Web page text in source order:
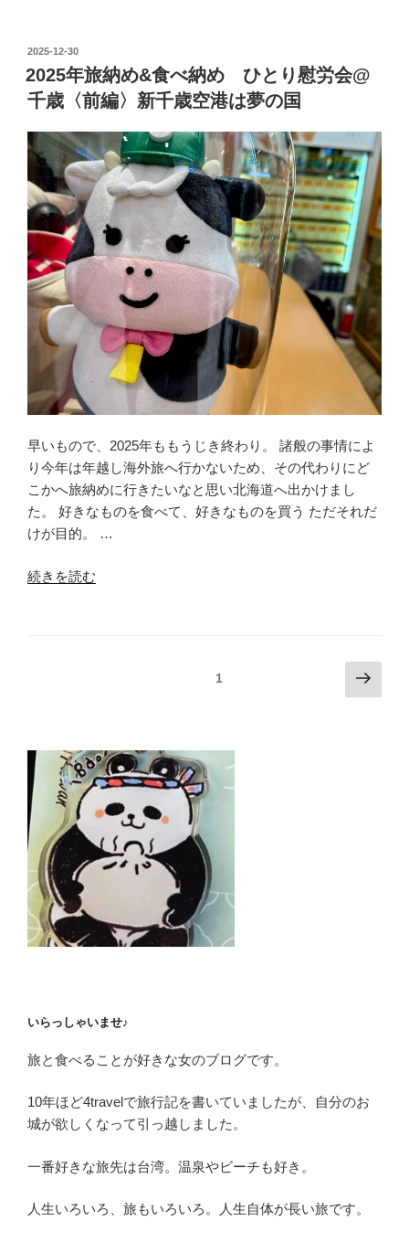
納
め
&
食
べ
納
め
ひ
と
り
慰
労
会
@
〈後
最
後
は
好
き
も
投
稿
日:
2025-12-30
2025年旅納め&食べ納め ひとり慰労会@
千歳〈前編〉新千歳空港は夢の国
早いもので、2025年ももうじき終わり。 諸般の事情によ
り今年は年越し海外旅へ行かないため、その代わりにど
こかへ旅納めに行きたいなと思い北海道へ出かけまし
た。 好きなものを食べて、好きなものを買う ただそれだ
けが目的。 …
“2025
納
め
ひ
と
り
慰
労
会
@
千
編〉
千
空
港
夢
国”
続きを読む
ペ
ー
ジ
送
り
1
次
の
いらっしゃいませ♪
旅と食べることが好きな女のブログです。
10年ほど4travelで旅行記を書いていましたが、自分のお
城が欲しくなって引っ越しました。
一番好きな旅先は台湾。温泉やビーチも好き。
人生いろいろ、旅もいろいろ。人生自体が長い旅です。